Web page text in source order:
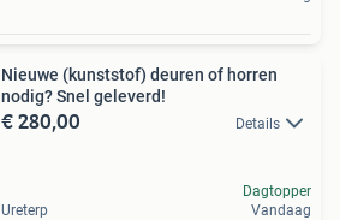
Nieuwe (kunststof) deuren of horren
nodig? Snel geleverd!
€ 280,00 Details
Ureterp
Dagtopper
Vandaag